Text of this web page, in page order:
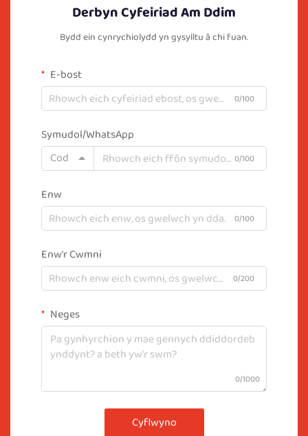
Derbyn Cyfeiriad Am Ddim
Bydd ein cynrychiolydd yn gysylltu â chi fuan.
E-bost
0/100
Symudol/WhatsApp
Cod
0/100
Enw
0/100
Enw'r Cwmni
0/200
Neges
0/1000
Cyflwyno